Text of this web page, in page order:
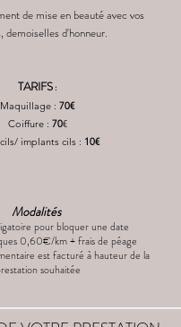
de mise en beauté avec vos
demoiselles d'honneur.
TARIFS :
Maquillage : 70€
Coiffure : 70€
implants cils : 10€
Modalités
pour bloquer une date
0,60€/km + frais de péage
est facturé à hauteur de la
souhaitée